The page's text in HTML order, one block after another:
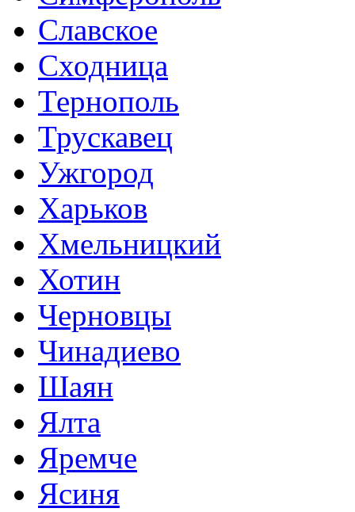
Славское
Сходница
Тернополь
Трускавец
Ужгород
Харьков
Хмельницкий
Хотин
Черновцы
Чинадиево
Шаян
Ялта
Яремче
Ясиня